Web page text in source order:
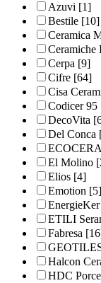
Azuvi [1]
Bestile [10]
Ceramica
Ceramiche
Cerpa [9]
Cifre [64]
Cisa
Codicer 95
DecoVita
Del Conca
El Molino
Elios [4]
Emotion [5]
EnergieKer
ETILI
Fabresa
Halcon
HDC